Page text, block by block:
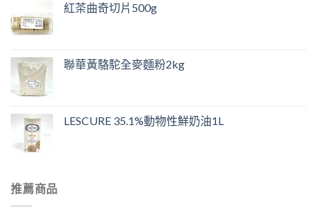
紅茶曲奇切片500g
聯華黃駱駝全麥麵粉2kg
LESCURE 35.1%動物性鮮奶油1L
推薦商品